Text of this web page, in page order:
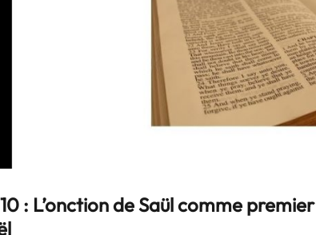
: L’onction de Saül comme premier